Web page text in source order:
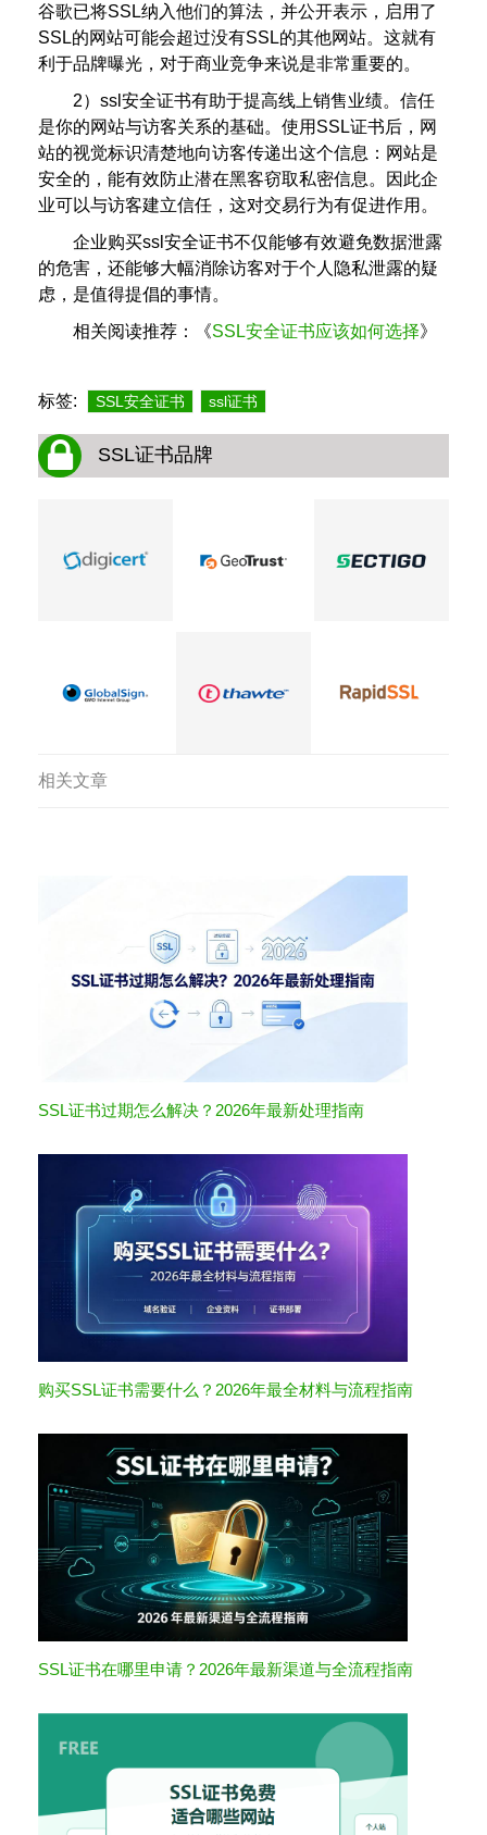
谷歌已将SSL纳入他们的算法，并公开表示，启用了
SSL的网站可能会超过没有SSL的其他网站。这就有
利于品牌曝光，对于商业竞争来说是非常重要的。
2）ssl安全证书有助于提高线上销售业绩。信任
是你的网站与访客关系的基础。使用SSL证书后，网
站的视觉标识清楚地向访客传递出这个信息：网站是
安全的，能有效防止潜在黑客窃取私密信息。因此企
业可以与访客建立信任，这对交易行为有促进作用。
企业购买ssl安全证书不仅能够有效避免数据泄露
的危害，还能够大幅消除访客对于个人隐私泄露的疑
虑，是值得提倡的事情。
相关阅读推荐：《SSL安全证书应该如何选择》
标签: SSL安全证书 ssl证书
SSL证书品牌
相关文章
SSL证书过期怎么解决？2026年最新处理指南
购买SSL证书需要什么？2026年最全材料与流程指南
SSL证书在哪里申请？2026年最新渠道与全流程指南